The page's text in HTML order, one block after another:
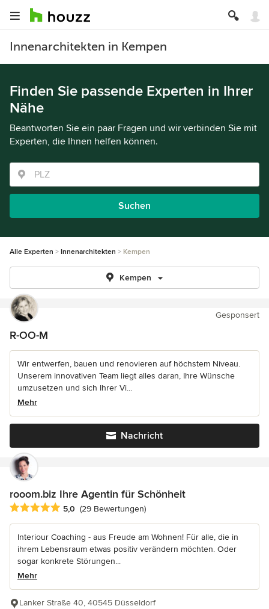
Innenarchitekten in Kempen
Finden Sie passende Experten in Ihrer
Nähe
Beantworten Sie ein paar Fragen und wir verbinden Sie mit
Experten, die Ihnen helfen können.
Suchen
Alle Experten Innenarchitekten Kempen
Kempen
Gesponsert
R-OO-M
Wir entwerfen, bauen und renovieren auf höchstem Niveau.
Unserem innovativen Team liegt alles daran, Ihre Wünsche
umzusetzen und sich Ihrer Vi...
Mehr
Nachricht
rooom.biz Ihre Agentin für Schönheit
Durchschnittliche Bewertung: 5 von 5 Sternen
5,0 (29 Bewertungen)
Interiour Coaching - aus Freude am Wohnen! Für alle, die in
ihrem Lebensraum etwas positiv verändern möchten. Oder
sogar konkrete Störungen...
Mehr
Lanker Straße 40, 40545 Düsseldorf